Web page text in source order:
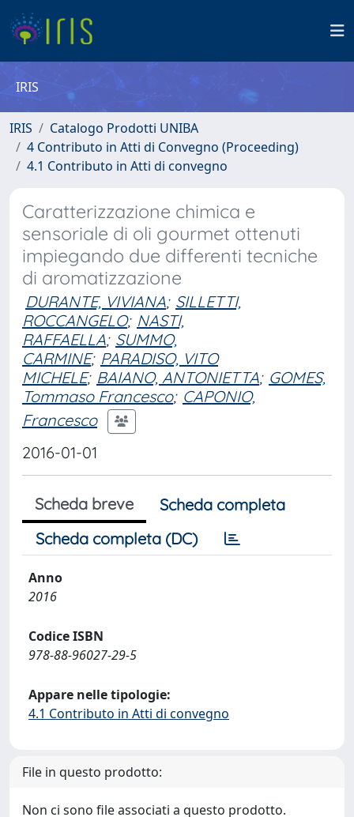
IRIS
IRIS
Catalogo Prodotti UNIBA
4 Contributo in Atti di Convegno (Proceeding)
4.1 Contributo in Atti di convegno
Caratterizzazione chimica e
sensoriale di oli gourmet ottenuti
impiegando due differenti tecniche
di aromatizzazione
DURANTE, VIVIANA; SILLETTI,
ROCCANGELO; NASTI,
RAFFAELLA; SUMMO,
CARMINE; PARADISO, VITO
MICHELE; BAIANO, ANTONIETTA; GOMES,
Tommaso Francesco; CAPONIO,
Francesco
2016-01-01
Scheda breve
Scheda completa
Scheda completa (DC)
Anno
2016
Codice ISBN
978-88-96027-29-5
Appare nelle tipologie:
4.1 Contributo in Atti di convegno
File in questo prodotto:
Non ci sono file associati a questo prodotto.